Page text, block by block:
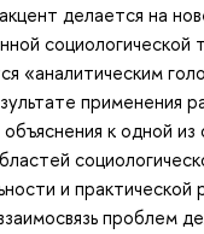
делается на
«аналитическим
применения
к одной
и практической
проблем